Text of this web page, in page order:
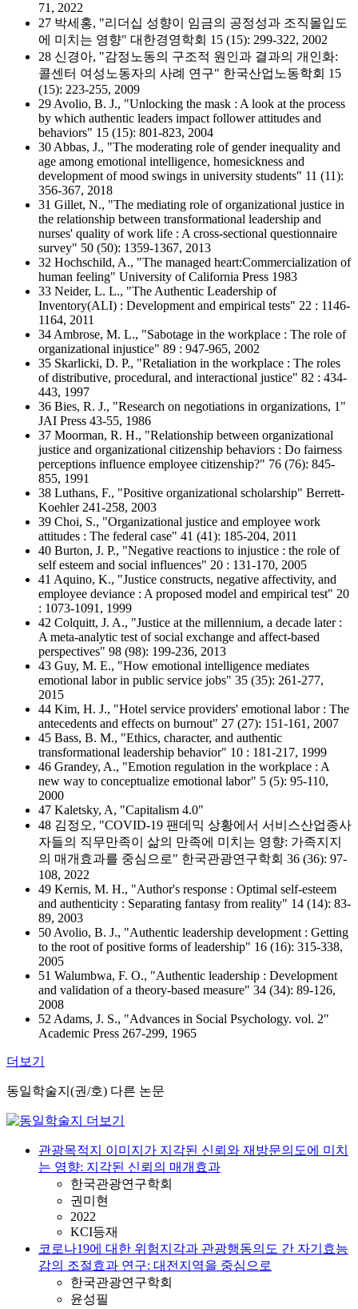
71, 2022
27 박세홍, "리더십 성향이 임금의 공정성과 조직몰입도
에 미치는 영향" 대한경영학회 15 (15): 299-322, 2002
28 신경아, "감정노동의 구조적 원인과 결과의 개인화:
콜센터 여성노동자의 사례 연구" 한국산업노동학회 15
(15): 223-255, 2009
29 Avolio, B. J., "Unlocking the mask : A look at the process
by which authentic leaders impact follower attitudes and
behaviors" 15 (15): 801-823, 2004
30 Abbas, J., "The moderating role of gender inequality and
age among emotional intelligence, homesickness and
development of mood swings in university students" 11 (11):
356-367, 2018
31 Gillet, N., "The mediating role of organizational justice in
the relationship between transformational leadership and
nurses' quality of work life : A cross-sectional questionnaire
survey" 50 (50): 1359-1367, 2013
32 Hochschild, A., "The managed heart:Commercialization of
human feeling" University of California Press 1983
33 Neider, L. L., "The Authentic Leadership of
Inventory(ALI) : Development and empirical tests" 22 : 1146-
1164, 2011
34 Ambrose, M. L., "Sabotage in the workplace : The role of
organizational injustice" 89 : 947-965, 2002
35 Skarlicki, D. P., "Retaliation in the workplace : The roles
of distributive, procedural, and interactional justice" 82 : 434-
443, 1997
36 Bies, R. J., "Research on negotiations in organizations, 1"
JAI Press 43-55, 1986
37 Moorman, R. H., "Relationship between organizational
justice and organizational citizenship behaviors : Do fairness
perceptions influence employee citizenship?" 76 (76): 845-
855, 1991
38 Luthans, F., "Positive organizational scholarship" Berrett-
Koehler 241-258, 2003
39 Choi, S., "Organizational justice and employee work
attitudes : The federal case" 41 (41): 185-204, 2011
40 Burton, J. P., "Negative reactions to injustice : the role of
self esteem and social influences" 20 : 131-170, 2005
41 Aquino, K., "Justice constructs, negative affectivity, and
employee deviance : A proposed model and empirical test" 20
: 1073-1091, 1999
42 Colquitt, J. A., "Justice at the millennium, a decade later :
A meta-analytic test of social exchange and affect-based
perspectives" 98 (98): 199-236, 2013
43 Guy, M. E., "How emotional intelligence mediates
emotional labor in public service jobs" 35 (35): 261-277,
2015
44 Kim, H. J., "Hotel service providers' emotional labor : The
antecedents and effects on burnout" 27 (27): 151-161, 2007
45 Bass, B. M., "Ethics, character, and authentic
transformational leadership behavior" 10 : 181-217, 1999
46 Grandey, A., "Emotion regulation in the workplace : A
new way to conceptualize emotional labor" 5 (5): 95-110,
2000
47 Kaletsky, A, "Capitalism 4.0"
48 김정오, "COVID-19 팬데믹 상황에서 서비스산업종사
자들의 직무만족이 삶의 만족에 미치는 영향: 가족지지
의 매개효과를 중심으로" 한국관광연구학회 36 (36): 97-
108, 2022
49 Kernis, M. H., "Author's response : Optimal self-esteem
and authenticity : Separating fantasy from reality" 14 (14): 83-
89, 2003
50 Avolio, B. J., "Authentic leadership development : Getting
to the root of positive forms of leadership" 16 (16): 315-338,
2005
51 Walumbwa, F. O., "Authentic leadership : Development
and validation of a theory-based measure" 34 (34): 89-126,
2008
52 Adams, J. S., "Advances in Social Psychology. vol. 2"
Academic Press 267-299, 1965
더보기
동일학술지(권/호) 다른 논문
관광목적지 이미지가 지각된 신뢰와 재방문의도에 미치
는 영향: 지각된 신뢰의 매개효과
한국관광연구학회
권미현
2022
KCI등재
코로나19에 대한 위험지각과 관광행동의도 간 자기효능
감의 조절효과 연구: 대전지역을 중심으로
한국관광연구학회
윤성필